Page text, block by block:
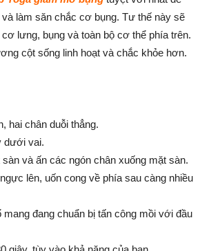
làm săn chắc cơ bụng. Tư thế này sẽ
lưng, bụng và toàn bộ cơ thể phía trên.
cột sống linh hoạt và chắc khỏe hơn.
hai chân duỗi thẳng.
dưới vai.
và ấn các ngón chân xuống mặt sàn.
lên, uốn cong về phía sau càng nhiều
đang chuẩn bị tấn công mồi với đầu